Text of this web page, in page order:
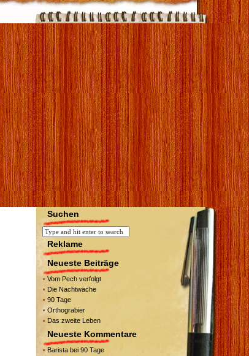
Suchen
Reklame
Neueste Beiträge
Vom Pech verfolgt
Die Nachtwache
90 Tage
Orthograbier
Das zweite Leben
Neueste Kommentare
Baristabei 90 Tage